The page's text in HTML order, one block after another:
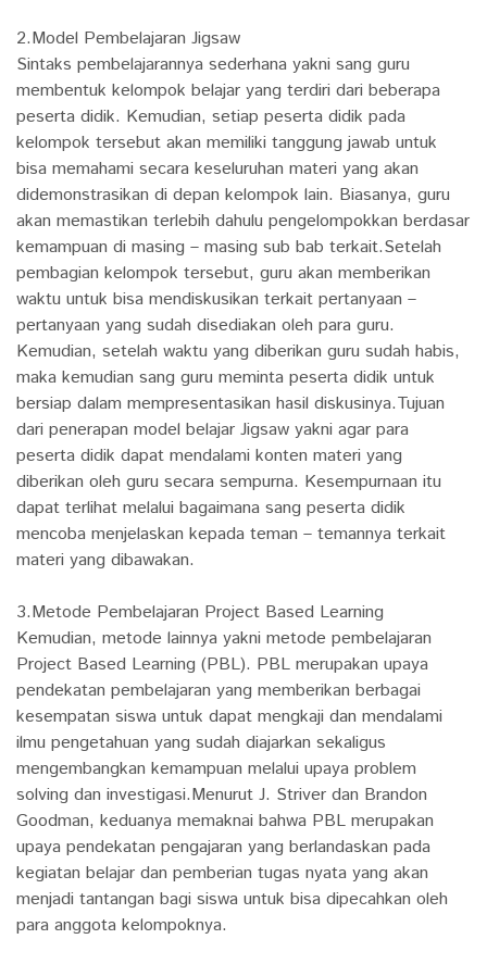
2.Model Pembelajaran Jigsaw
Sintaks pembelajarannya sederhana yakni sang guru
membentuk kelompok belajar yang terdiri dari beberapa
peserta didik. Kemudian, setiap peserta didik pada
kelompok tersebut akan memiliki tanggung jawab untuk
bisa memahami secara keseluruhan materi yang akan
didemonstrasikan di depan kelompok lain. Biasanya, guru
akan memastikan terlebih dahulu pengelompokkan berdasar
kemampuan di masing – masing sub bab terkait.Setelah
pembagian kelompok tersebut, guru akan memberikan
waktu untuk bisa mendiskusikan terkait pertanyaan –
pertanyaan yang sudah disediakan oleh para guru.
Kemudian, setelah waktu yang diberikan guru sudah habis,
maka kemudian sang guru meminta peserta didik untuk
bersiap dalam mempresentasikan hasil diskusinya.Tujuan
dari penerapan model belajar Jigsaw yakni agar para
peserta didik dapat mendalami konten materi yang
diberikan oleh guru secara sempurna. Kesempurnaan itu
dapat terlihat melalui bagaimana sang peserta didik
mencoba menjelaskan kepada teman – temannya terkait
materi yang dibawakan.
3.Metode Pembelajaran Project Based Learning
Kemudian, metode lainnya yakni metode pembelajaran
Project Based Learning (PBL). PBL merupakan upaya
pendekatan pembelajaran yang memberikan berbagai
kesempatan siswa untuk dapat mengkaji dan mendalami
ilmu pengetahuan yang sudah diajarkan sekaligus
mengembangkan kemampuan melalui upaya problem
solving dan investigasi.Menurut J. Striver dan Brandon
Goodman, keduanya memaknai bahwa PBL merupakan
upaya pendekatan pengajaran yang berlandaskan pada
kegiatan belajar dan pemberian tugas nyata yang akan
menjadi tantangan bagi siswa untuk bisa dipecahkan oleh
para anggota kelompoknya.